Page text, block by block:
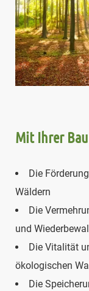
Mit Ihrer
Die
Wäldern
Die
und
Die Vitalität
ökologischen
Die